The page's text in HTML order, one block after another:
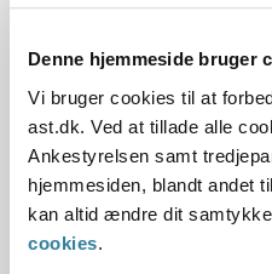
Denne hjemmeside bruger
Vi bruger cookies til at
ast.dk. Ved at tillade alle
Ankestyrelsen samt
hjemmesiden, blandt andet
kan altid ændre dit
cookies.
Myndigheden kan således
kalendermåned betyder, at
været i riget i denne måned,
konkret vurdering ikke er
været i udlandet.
relevant at indhente en
perioder, hvor borger ikke